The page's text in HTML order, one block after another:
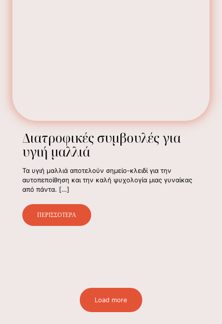
Διατροφικές συμβουλές για
υγιή μαλλιά
Τα υγιή μαλλιά αποτελούν σημείο-κλειδί για την
αυτοπεποίθηση και την καλή ψυχολογία μιας γυναίκας
από πάντα. […]
ΠΕΡΙΣΣΟΤΕΡΑ
Load more